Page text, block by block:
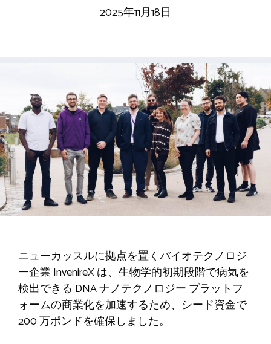
2025年11月18日
ニューカッスルに拠点を置くバイオテクノロジ
ー企業 InvenireX は、生物学的初期段階で病気を
検出できる DNA ナノテクノロジー プラットフ
ォームの商業化を加速するため、シード資金で
200 万ポンドを確保しました。